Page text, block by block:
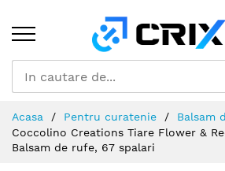
Continut
Acasa Pentru curatenie
Balsam
Coccolino Creations Tiare Flower &
Balsam de rufe, 67 spalari